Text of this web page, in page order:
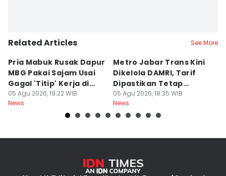
Related Articles See More
Pria Mabuk Rusak Dapur
MBG Pakai Sajam Usai
Gagal 'Titip' Kerja di
Sukabumi
05 Agu 2026, 19:22 WIB
News
Metro Jabar Trans Kini
Dikelola DAMRI, Tarif
Dipastikan Tetap
Rp4.900
05 Agu 2026, 18:35 WIB
News